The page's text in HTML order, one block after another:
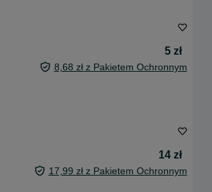
5 zł
8,68 zł z Pakietem Ochronnym
14 zł
17,99 zł z Pakietem Ochronnym